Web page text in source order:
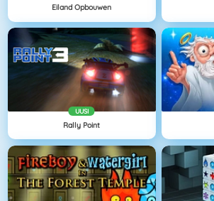
Eiland Opbouwen
UUSI
Rally Point